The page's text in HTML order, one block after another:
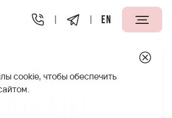
EN
cookie, чтобы обеспечить